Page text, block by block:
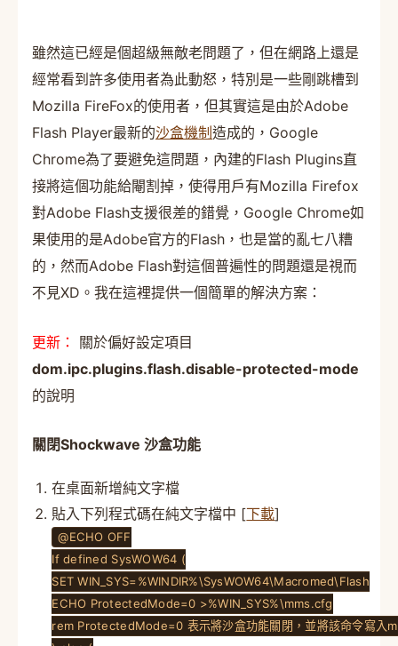
雖然這已經是個超級無敵老問題了，但在網路上還是
經常看到許多使用者為此動怒，特別是一些剛跳槽到
Mozilla FireFox的使用者，但其實這是由於Adobe
Flash Player最新的沙盒機制 造成的，Google
Chrome為了要避免這問題，內建的Flash Plugins直
接將這個功能給閹割掉，使得用戶有Mozilla Firefox
對Adobe Flash支援很差的錯覺，Google Chrome如
果使用的是Adobe官方的Flash，也是當的亂七八糟
的，然而Adobe Flash對這個普遍性的問題還是視而
不見XD。我在這裡提供一個簡單的解決方案：
更新： 關於偏好設定項目
dom.ipc.plugins.flash.disable-protected-mode
的說明
關閉Shockwave 沙盒功能
在桌面新增純文字檔
貼入下列程式碼在純文字檔中 [下載]
@ECHO OFF
If defined SysWOW64 (
SET WIN_SYS=%WINDIR%\SysWOW64\Macromed\Flash
ECHO ProtectedMode=0 >%WIN_SYS%\mms.cfg
rem ProtectedMode=0 表示將沙盒功能關閉，並將該命令寫入